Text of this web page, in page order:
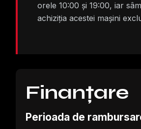
orele 10:00 și 19:00, iar
achiziția acestei mașini
Finanțare
Perioada de